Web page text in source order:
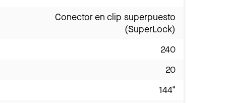
Conector en clip superpuesto
(SuperLock)
240
20
144"